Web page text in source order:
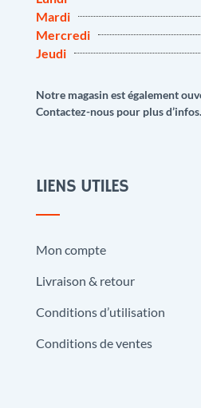
Mardi
Mercredi
Jeudi
Notre magasin est également
Contactez-nous pour plus d’infos.
LIENS UTILES
Mon compte
Livraison & retour
Conditions d’utilisation
Conditions de ventes